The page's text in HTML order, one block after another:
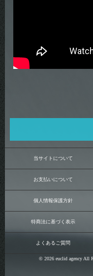
当サイトについて
お支払いについて
個人情報保護方針
特商法に基づく表示
よくあるご質問
© 2026 euclid agency All